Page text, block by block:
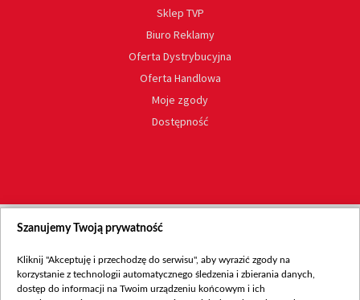
Sklep TVP
Biuro Reklamy
Oferta Dystrybucyjna
Oferta Handlowa
Moje zgody
Dostępność
Szanujemy Twoją prywatność
Kliknij "Akceptuję i przechodzę do serwisu", aby wyrazić zgody na
korzystanie z technologii automatycznego śledzenia i zbierania danych,
dostęp do informacji na Twoim urządzeniu końcowym i ich